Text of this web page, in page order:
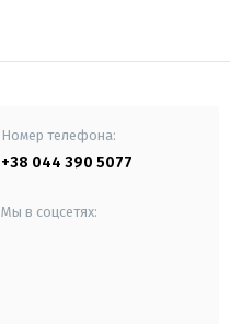
Номер телефона:
+38 044 390 5077
Мы в соцсетях: